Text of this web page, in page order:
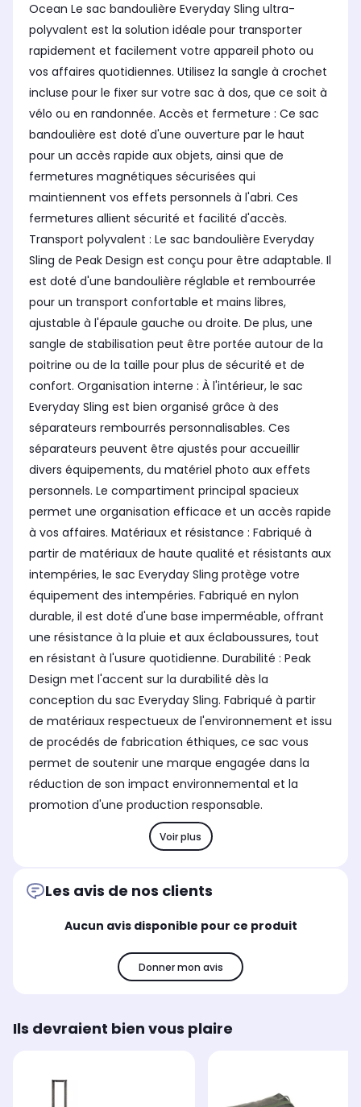
Ocean Le sac bandoulière Everyday Sling ultra-
polyvalent est la solution idéale pour transporter
rapidement et facilement votre appareil photo ou
vos affaires quotidiennes. Utilisez la sangle à crochet
incluse pour le fixer sur votre sac à dos, que ce soit à
vélo ou en randonnée. Accès et fermeture : Ce sac
bandoulière est doté d'une ouverture par le haut
pour un accès rapide aux objets, ainsi que de
fermetures magnétiques sécurisées qui
maintiennent vos effets personnels à l'abri. Ces
fermetures allient sécurité et facilité d'accès.
Transport polyvalent : Le sac bandoulière Everyday
Sling de Peak Design est conçu pour être adaptable. Il
est doté d'une bandoulière réglable et rembourrée
pour un transport confortable et mains libres,
ajustable à l'épaule gauche ou droite. De plus, une
sangle de stabilisation peut être portée autour de la
poitrine ou de la taille pour plus de sécurité et de
confort. Organisation interne : À l'intérieur, le sac
Everyday Sling est bien organisé grâce à des
séparateurs rembourrés personnalisables. Ces
séparateurs peuvent être ajustés pour accueillir
divers équipements, du matériel photo aux effets
personnels. Le compartiment principal spacieux
permet une organisation efficace et un accès rapide
à vos affaires. Matériaux et résistance : Fabriqué à
partir de matériaux de haute qualité et résistants aux
intempéries, le sac Everyday Sling protège votre
équipement des intempéries. Fabriqué en nylon
durable, il est doté d'une base imperméable, offrant
une résistance à la pluie et aux éclaboussures, tout
en résistant à l'usure quotidienne. Durabilité : Peak
Design met l'accent sur la durabilité dès la
conception du sac Everyday Sling. Fabriqué à partir
de matériaux respectueux de l'environnement et issu
de procédés de fabrication éthiques, ce sac vous
permet de soutenir une marque engagée dans la
réduction de son impact environnemental et la
promotion d'une production responsable.
Voir plus
Les avis de nos clients
Aucun avis disponible pour ce produit
Donner mon avis
Ils devraient bien vous plaire